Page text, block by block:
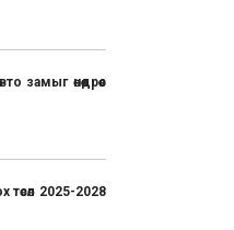
өнөөдрөөс
2025-2028